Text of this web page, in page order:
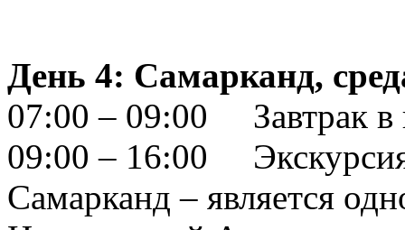
День 4: Самарканд,
07:00 – 09:00 Завтрак в
09:00 – 16:00
Самарканд – является